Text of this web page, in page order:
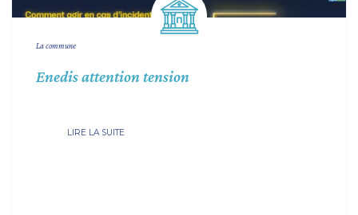
La commune
Enedis attention tension
LIRE LA SUITE